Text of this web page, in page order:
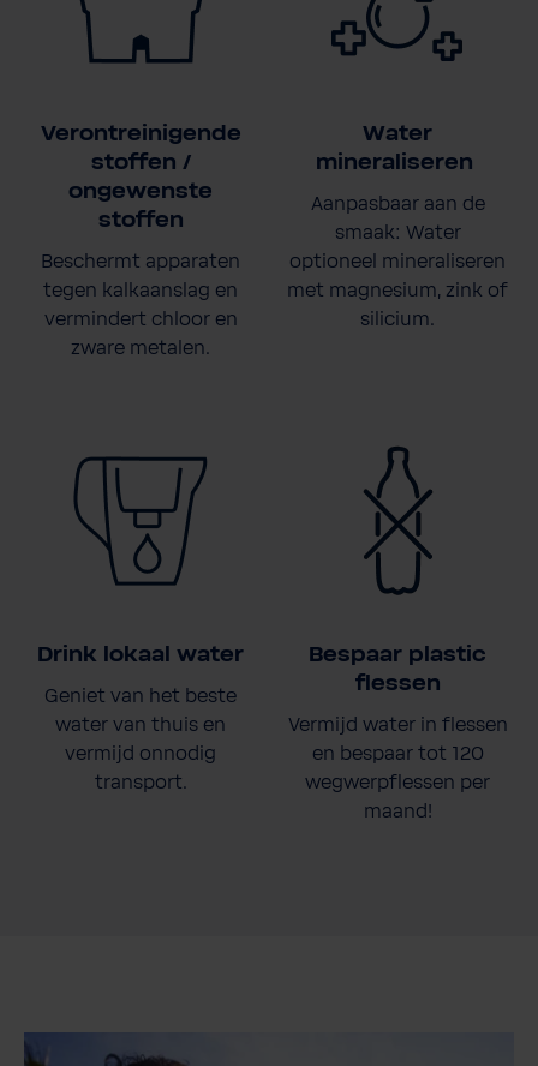
Verontreinigende
stoffen /
ongewenste
stoffen
Beschermt apparaten
tegen kalkaanslag en
vermindert chloor en
zware metalen.
Water
mineraliseren
Aanpasbaar aan de
smaak: Water
optioneel mineraliseren
met magnesium, zink of
silicium.
Drink lokaal water
Geniet van het beste
water van thuis en
vermijd onnodig
transport.
Bespaar plastic
flessen
Vermijd water in flessen
en bespaar tot 120
wegwerpflessen per
maand!